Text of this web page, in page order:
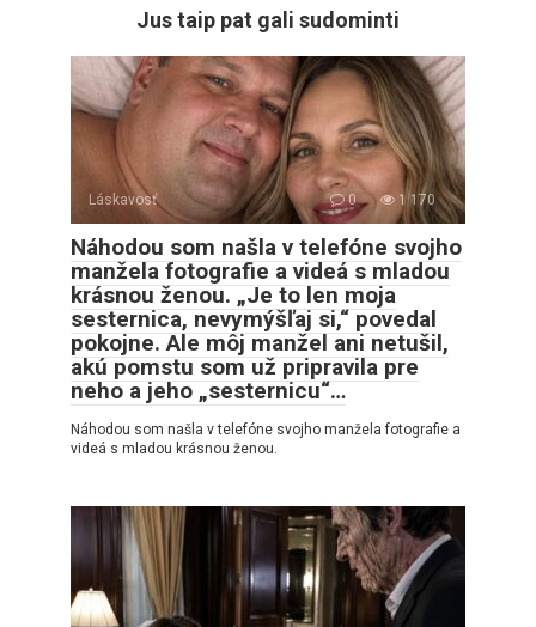
Jus taip pat gali sudominti
Láskavosť 0 1 170
Náhodou som našla v telefóne svojho
manžela fotografie a videá s mladou
krásnou ženou. „Je to len moja
sesternica, nevymýšľaj si,“ povedal
pokojne. Ale môj manžel ani netušil,
akú pomstu som už pripravila pre
neho a jeho „sesternicu“…
Náhodou som našla v telefóne svojho manžela fotografie a
videá s mladou krásnou ženou.